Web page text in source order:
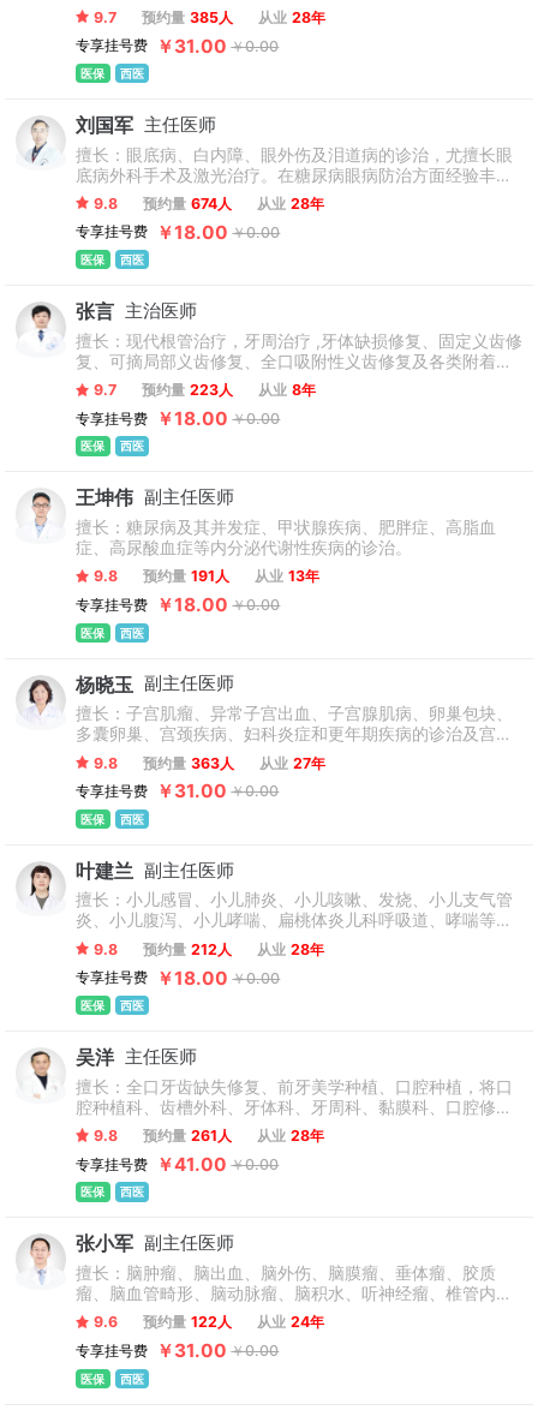
9.7 预约量 385人 从业 28年
专享挂号费
￥31.00 ￥0.00
医保 西医
刘国军 主任医师
擅长：眼底病、白内障、眼外伤及泪道病的诊治，尤擅长眼
底病外科手术及激光治疗。在糖尿病眼病防治方面经验丰
富。
9.8 预约量 674人 从业 28年
专享挂号费
￥18.00 ￥0.00
医保 西医
张言 主治医师
擅长：现代根管治疗，牙周治疗 ,牙体缺损修复、固定义齿修
复、可摘局部义齿修复、全口吸附性义齿修复及各类附着体
义齿、覆盖义齿和套筒冠义齿修复, 拔牙，替牙期矫正，错颌
畸形矫正，缺牙修复联合种植修复。
9.7 预约量 223人 从业 8年
专享挂号费
￥18.00 ￥0.00
医保 西医
王坤伟 副主任医师
擅长：糖尿病及其并发症、甲状腺疾病、肥胖症、高脂血
症、高尿酸血症等内分泌代谢性疾病的诊治。
9.8 预约量 191人 从业 13年
专享挂号费
￥18.00 ￥0.00
医保 西医
杨晓玉 副主任医师
擅长：子宫肌瘤、异常子宫出血、子宫腺肌病、卵巢包块、
多囊卵巢、宫颈疾病、妇科炎症和更年期疾病的诊治及宫腹
腔镜手术等，尤擅长应用射频消融进行子宫疾病的诊断与治
疗。
9.8 预约量 363人 从业 27年
专享挂号费
￥31.00 ￥0.00
医保 西医
叶建兰 副主任医师
擅长：小儿感冒、小儿肺炎、小儿咳嗽、发烧、小儿支气管
炎、小儿腹泻、小儿哮喘、扁桃体炎儿科呼吸道、哮喘等儿
科常见病、多发病及疑难病治疗，特别是在新生儿门急诊方
面具有丰富经验。擅于对0岁至14周岁儿童进行健康宣教、
预防保健和疾病治疗等。
9.8 预约量 212人 从业 28年
专享挂号费
￥18.00 ￥0.00
医保 西医
吴洋 主任医师
擅长：全口牙齿缺失修复、前牙美学种植、口腔种植，将口
腔种植科、齿槽外科、牙体科、牙周科、黏膜科、口腔修复
科等专科技术熟练运用于临床实践。
9.8 预约量 261人 从业 28年
专享挂号费
￥41.00 ￥0.00
医保 西医
张小军 副主任医师
擅长：脑肿瘤、脑出血、脑外伤、脑膜瘤、垂体瘤、胶质
瘤、脑血管畸形、脑动脉瘤、脑积水、听神经瘤、椎管内肿
瘤、等熟练开展脑血管性疾病血管介入治疗和手术治疗，颅
脑外伤的手术。
9.6 预约量 122人 从业 24年
专享挂号费
￥31.00 ￥0.00
医保 西医